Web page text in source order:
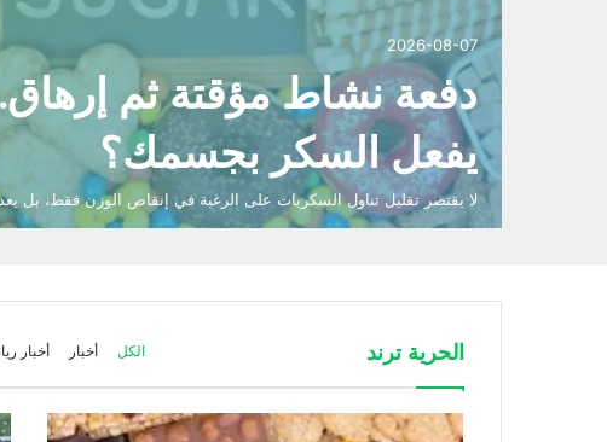
2026-08-07
دفعة نشاط مؤقتة ثم
يفعل السكر بجسمك؟
لا يقتصر تقليل تناول السكريات على الرغبة في إنقاص الوزن فقط، بل
الحرية ترند الكل أخبار أخبار